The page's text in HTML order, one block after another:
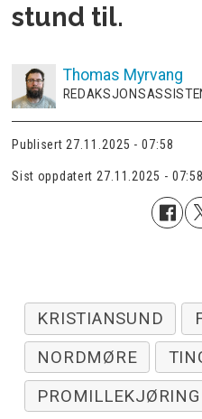
stund til.
Thomas Myrvang
Publisert 27.11.2025 - 07:58
Sist oppdatert 27.11.2025 - 07:58
KRISTIANSUND
NORDMØRE
PROMILLEKJØRING